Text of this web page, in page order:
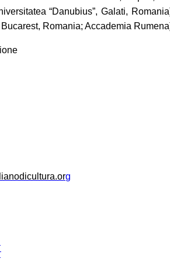
“Danubius”, Galati,
Romania; Accademia
g